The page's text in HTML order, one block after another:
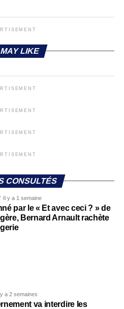
MAY LIKE
CONSULTÉS
Il y a 1 semaine
par le « Et avec ceci ? » de
Bernard Arnault rachète
a 2 semaines
va interdire les